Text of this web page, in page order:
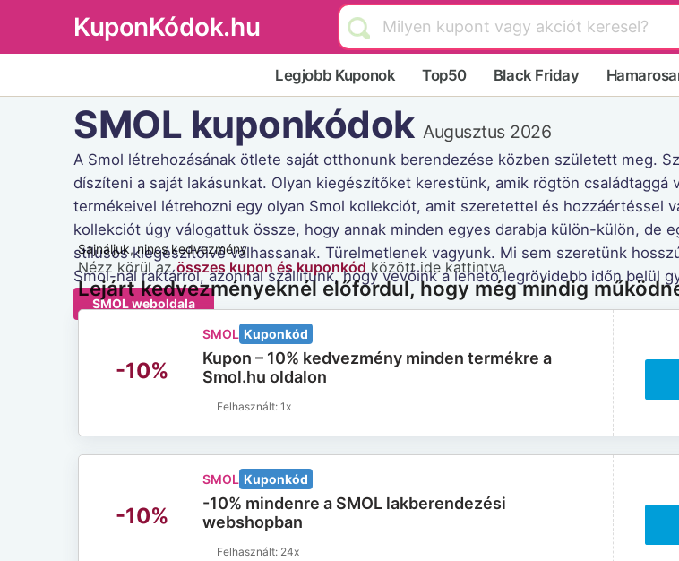
KuponKódok.hu
Legjobb Kuponok Top50 Black Friday
SMOL kuponkódok Augusztus 2026
A Smol létrehozásának ötlete saját otthonunk berendezése közben született meg.
díszíteni a saját lakásunkat. Olyan kiegészítőket kerestünk, amik rögtön
termékeivel létrehozni egy olyan Smol kollekciót, amit szeretettel és hozzáértéssel
kollekciót úgy válogattuk össze, hogy annak minden egyes darabja külön-külön, de
stílusos kiegészítőivé válhassanak. Türelmetlenek vagyunk. Mi sem szeretünk
Smol-nál raktárról, azonnal szállítunk, hogy vevőink a lehető legrövidebb időn belül
SMOL weboldala
Sajnáljuk, nincs kedvezmény
Nézz körül azösszes kupon és kuponkód között ide kattintva
Lejárt kedvezményeknél előfordul, hogy még mindig
-10%
SMOL Kuponkód
Kupon – 10% kedvezmény minden termékre a
Smol.hu oldalon
1x
-10%
SMOL Kuponkód
-10% mindenre a SMOL lakberendezési
webshopban
24x